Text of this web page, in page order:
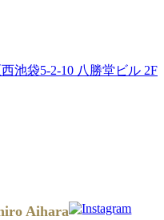
池袋5-2-10 八勝堂ビル 2F
Aihara